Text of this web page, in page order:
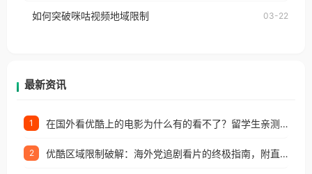
户收听网易云音乐地区版权限制」的问题，无论人在
如何突破咪咕视频地域限制 03-22
最新资讯
1 在国外看优酷上的电影为什么有的看不了？留学生亲测有效的回国加速方案
2 优酷区域限制破解：海外党追剧看片的终极指南，附直播欧冠+1905电影网解决方案